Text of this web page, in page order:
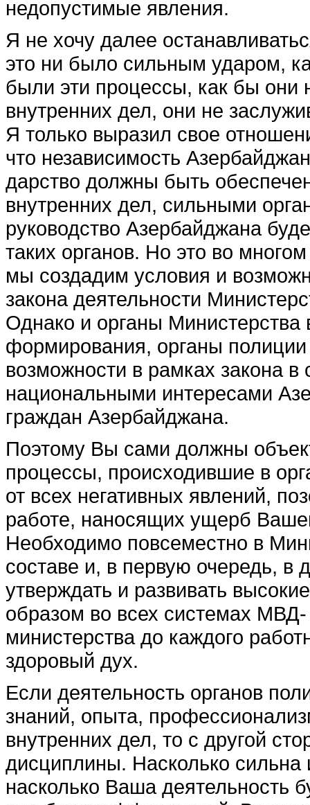
недопустимые явления.
Я не хочу далее
это ни было сильным ударом,
были эти процессы, как бы они
внутренних дел, они не
Я только выразил свое
что независимость
дарство должны быть
внутренних дел, силь­ными
руководство Азербайджана
таких органов. Но это во
мы созда­дим условия и
закона деятельности
Однако и ор­ганы Министерства
формирования, органы
возможности в рамках закона в
национальными интересами
граждан Азер­байджана.
Поэтому Вы сами должны
процессы, происходившие в
от всех негативных явле­ний,
работе, нанося­щих ущерб
Необходимо повсеместно в
составе и, в первую очередь, в
утверждать и развивать
образом во всех системах МВД
министерства до каждого
здоровый дух.
Если деятельность органов
знаний, опыта,
внутренних дел, то с другой
дисциплины. Насколь­ко сильна
насколько Ваша деятельность